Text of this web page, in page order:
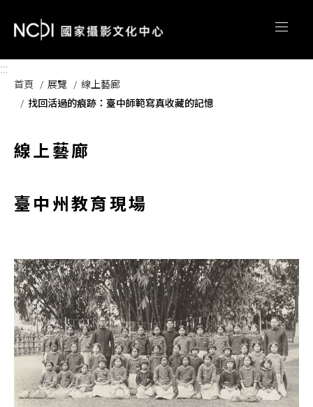
:::
首頁 展覽
線上藝廊
找回活過的痕跡：臺中師範寫真收藏的記憶
線上藝廊
臺中州教育現場